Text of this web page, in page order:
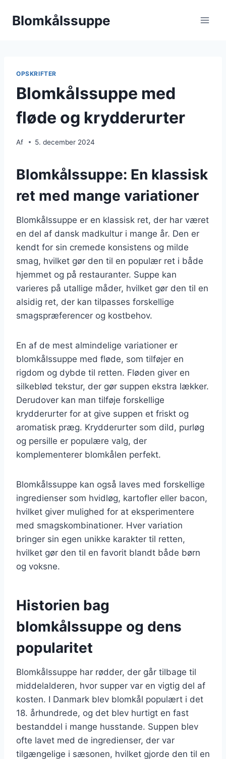
Blomkålssuppe
OPSKRIFTER
Blomkålssuppe med
fløde og krydderurter
Af 5. december 2024
Blomkålssuppe: En klassisk
ret med mange variationer
Blomkålssuppe er en klassisk ret, der har været
en del af dansk madkultur i mange år. Den er
kendt for sin cremede konsistens og milde
smag, hvilket gør den til en populær ret i både
hjemmet og på restauranter. Suppe kan
varieres på utallige måder, hvilket gør den til en
alsidig ret, der kan tilpasses forskellige
smagspræferencer og kostbehov.
En af de mest almindelige variationer er
blomkålssuppe med fløde, som tilføjer en
rigdom og dybde til retten. Fløden giver en
silkeblød tekstur, der gør suppen ekstra lækker.
Derudover kan man tilføje forskellige
krydderurter for at give suppen et friskt og
aromatisk præg. Krydderurter som dild, purløg
og persille er populære valg, der
komplementerer blomkålen perfekt.
Blomkålssuppe kan også laves med forskellige
ingredienser som hvidløg, kartofler eller bacon,
hvilket giver mulighed for at eksperimentere
med smagskombinationer. Hver variation
bringer sin egen unikke karakter til retten,
hvilket gør den til en favorit blandt både børn
og voksne.
Historien bag
blomkålssuppe og dens
popularitet
Blomkålssuppe har rødder, der går tilbage til
middelalderen, hvor supper var en vigtig del af
kosten. I Danmark blev blomkål populært i det
18. århundrede, og det blev hurtigt en fast
bestanddel i mange husstande. Suppen blev
ofte lavet med de ingredienser, der var
tilgængelige i sæsonen, hvilket gjorde den til en